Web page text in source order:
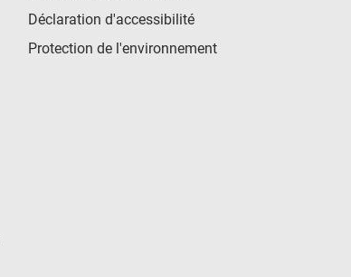
Déclaration d'accessibilité
Protection de l'environnement